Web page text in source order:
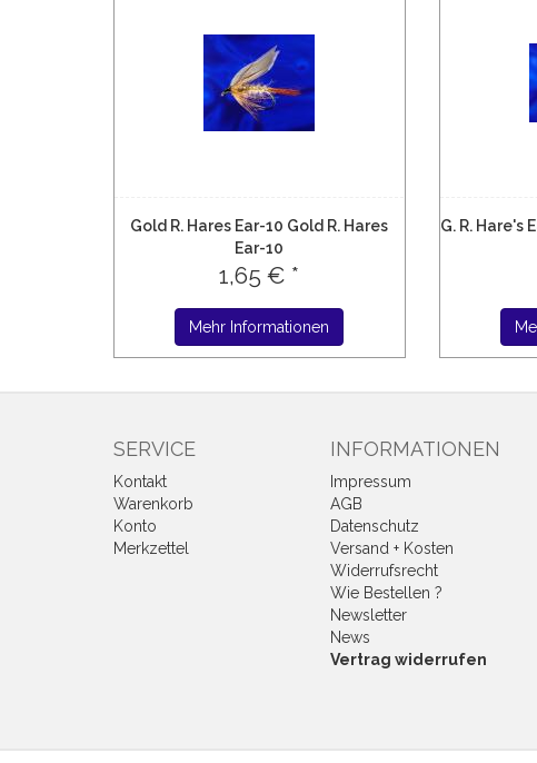
Gold R. Hares Ear-10 Gold R. Hares
Ear-10
1,65 € *
Mehr Informationen
G. R. Hare's
SERVICE
Kontakt
Warenkorb
Konto
Merkzettel
INFORMATIONEN
Impressum
AGB
Datenschutz
Versand + Kosten
Widerrufsrecht
Wie Bestellen ?
Newsletter
News
Vertrag widerrufen